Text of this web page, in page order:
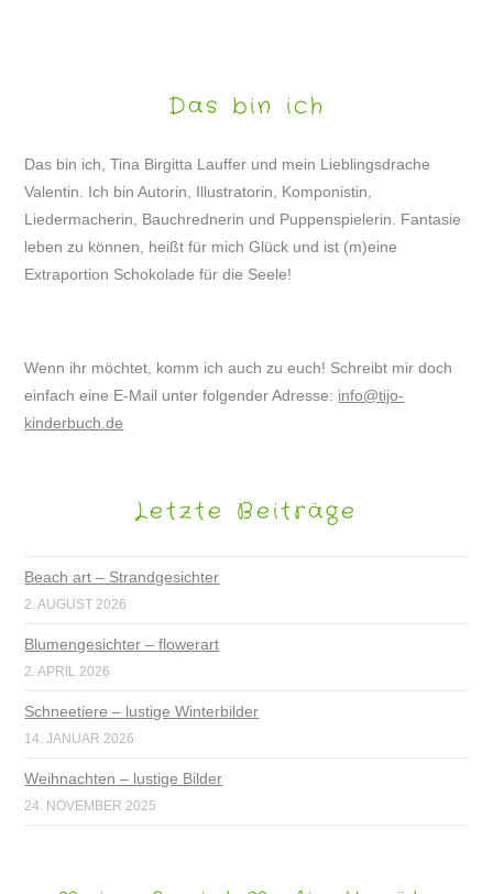
Das bin ich
Das bin ich, Tina Birgitta Lauffer und mein Lieblingsdrache
Valentin. Ich bin Autorin, Illustratorin, Komponistin,
Liedermacherin, Bauchrednerin und Puppenspielerin. Fantasie
leben zu können, heißt für mich Glück und ist (m)eine
Extraportion Schokolade für die Seele!
Wenn ihr möchtet, komm ich auch zu euch! Schreibt mir doch
einfach eine E-Mail unter folgender Adresse: info@tijo-
kinderbuch.de
Letzte Beiträge
Beach art – Strandgesichter
2. AUGUST 2026
Blumengesichter – flowerart
2. APRIL 2026
Schneetiere – lustige Winterbilder
14. JANUAR 2026
Weihnachten – lustige Bilder
24. NOVEMBER 2025